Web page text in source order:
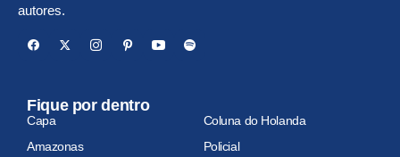
autores.
Fique por dentro
Capa
Coluna do Holanda
Amazonas
Policial